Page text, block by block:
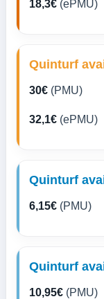
18,3€ (ePMU)
Quinturf
30€ (PMU)
32,1€ (ePMU)
Quinturf
6,15€ (PMU)
Quinturf
10,95€ (PMU)